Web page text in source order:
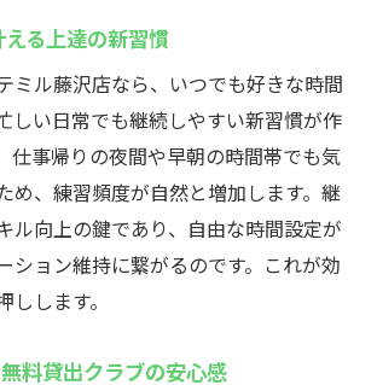
る上達の新習慣
ミル藤沢店なら、いつでも好きな時間
しい日常でも継続しやすい新習慣が作
仕事帰りの夜間や早朝の時間帯でも気
め、練習頻度が自然と増加します。継
ル向上の鍵であり、自由な時間設定が
ション維持に繋がるのです。これが効
します。
料貸出クラブの安心感